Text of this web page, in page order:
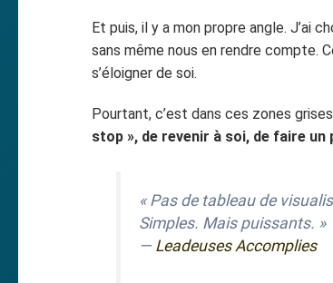
Et puis, il y a mon propre angle. J’ai
sans même nous en rendre compte.
s’éloigner de soi.
Pourtant, c’est dans ces zones
stop », de revenir à soi, de faire
« Pas de tableau de
Simples. Mais puissants. »
— Leadeuses Accomplies